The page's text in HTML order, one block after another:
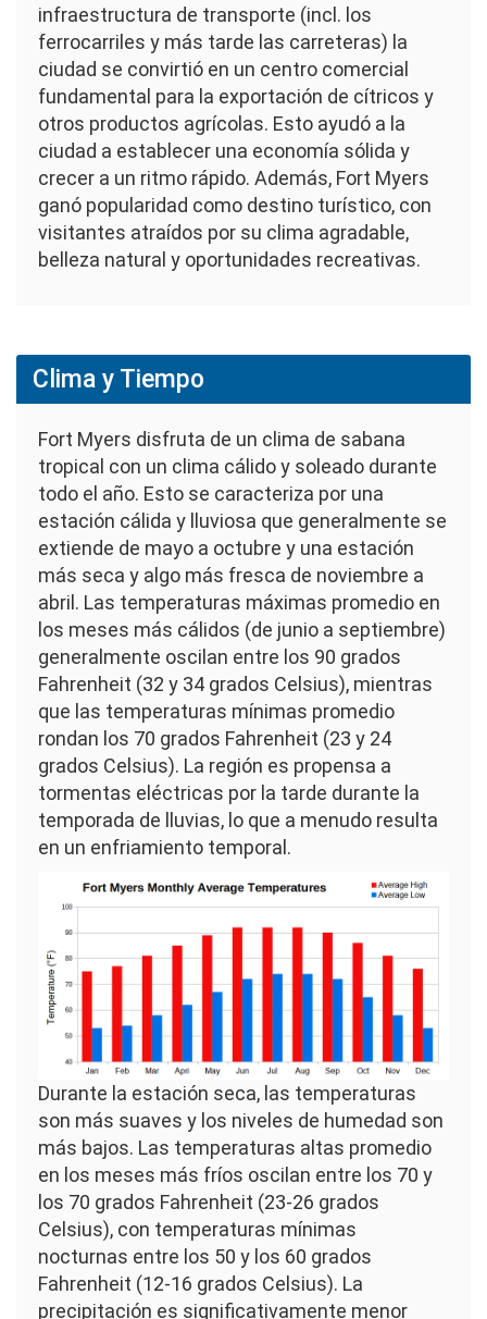
infraestructura de transporte (incl. los
ferrocarriles y más tarde las carreteras) la
ciudad se convirtió en un centro comercial
fundamental para la exportación de cítricos y
otros productos agrícolas. Esto ayudó a la
ciudad a establecer una economía sólida y
crecer a un ritmo rápido. Además, Fort Myers
ganó popularidad como destino turístico, con
visitantes atraídos por su clima agradable,
belleza natural y oportunidades recreativas.
Clima y Tiempo
Fort Myers disfruta de un clima de sabana
tropical con un clima cálido y soleado durante
todo el año. Esto se caracteriza por una
estación cálida y lluviosa que generalmente se
extiende de mayo a octubre y una estación
más seca y algo más fresca de noviembre a
abril. Las temperaturas máximas promedio en
los meses más cálidos (de junio a septiembre)
generalmente oscilan entre los 90 grados
Fahrenheit (32 y 34 grados Celsius), mientras
que las temperaturas mínimas promedio
rondan los 70 grados Fahrenheit (23 y 24
grados Celsius). La región es propensa a
tormentas eléctricas por la tarde durante la
temporada de lluvias, lo que a menudo resulta
en un enfriamiento temporal.
Imagen
Durante la estación seca, las temperaturas
son más suaves y los niveles de humedad son
más bajos. Las temperaturas altas promedio
en los meses más fríos oscilan entre los 70 y
los 70 grados Fahrenheit (23-26 grados
Celsius), con temperaturas mínimas
nocturnas entre los 50 y los 60 grados
Fahrenheit (12-16 grados Celsius). La
precipitación es significativamente menor